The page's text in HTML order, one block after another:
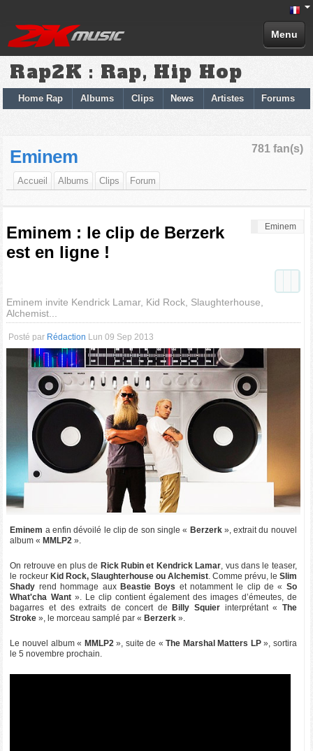
Menu
Rap2K : Rap, Hip Hop
Home Rap Albums Clips News Artistes Forums
781 fan(s)
Eminem
Accueil Albums Clips Forum
Eminem
Eminem : le clip de Berzerk
est en ligne !
Eminem invite Kendrick Lamar, Kid Rock, Slaughterhouse,
Alchemist...
Posté par Rédaction Lun 09 Sep 2013
Eminem a enfin dévoilé le clip de son single « Berzerk», extrait du nouvel
album « MMLP2 ».
On retrouve en plus de Rick Rubin et Kendrick Lamar, vus dans le teaser,
le rockeur Kid Rock, Slaughterhouse ou Alchemist. Comme prévu, le Slim
Shady rend hommage aux Beastie Boys et notamment le clip de « So
What'cha Want». Le clip contient également des images d’émeutes, de
bagarres et des extraits de concert de
Billy Squier interprétant « The
Stroke », le morceau samplé par « Berzerk ».
Le nouvel album « MMLP2», suite de « The Marshal Matters LP», sortira
le 5 novembre prochain.